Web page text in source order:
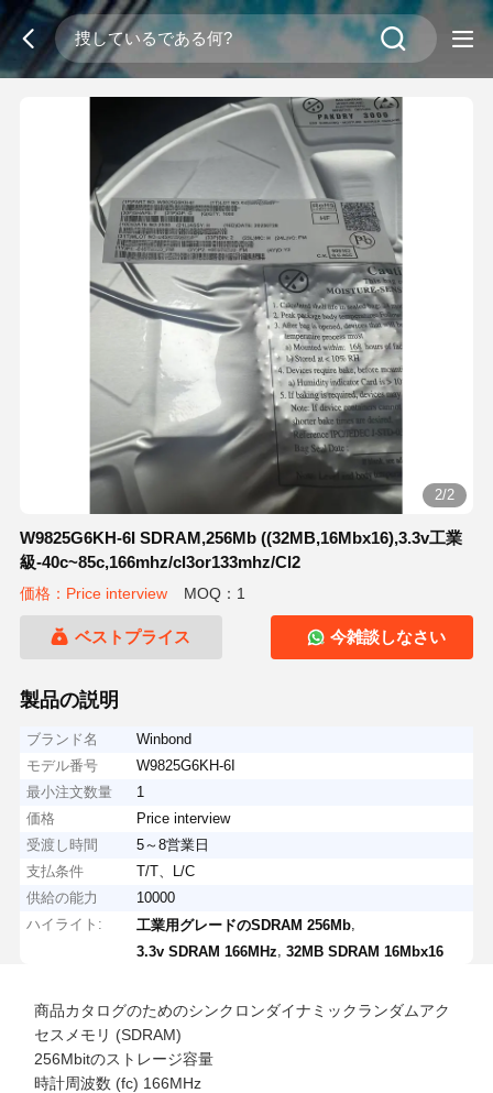
2/2
W9825G6KH-6I SDRAM,256Mb ((32MB,16Mbx16),3.3v工業
級-40c~85c,166mhz/cl3or133mhz/Cl2
価格：Price interview MOQ：1
ベストプライス 今雑談しなさい
製品の説明
ブランド名
Winbond
モデル番号
W9825G6KH-6I
最小注文数量
1
価格
Price interview
受渡し時間
5～8営業日
支払条件
T/T、L/C
供給の能力
10000
ハイライト:
工業用グレードのSDRAM 256Mb
3.3v SDRAM 166MHz ,32MB SDRAM 16Mbx16
商品カタログのためのシンクロンダイナミックランダムアク
セスメモリ (SDRAM)
256Mbitのストレージ容量
時計周波数 (fc) 166MHz